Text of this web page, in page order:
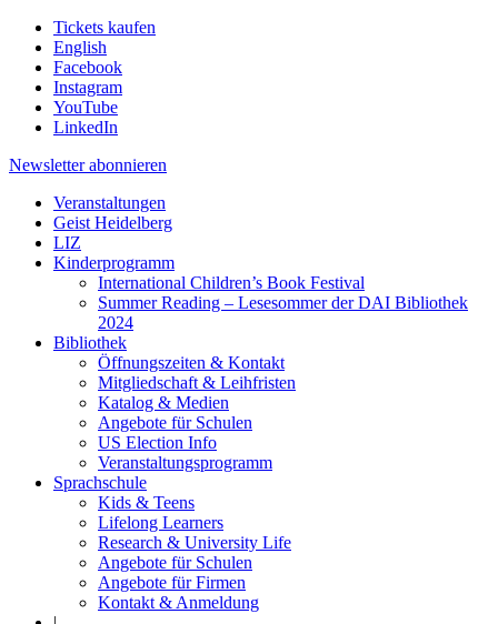
Tickets kaufen
English
Facebook
Instagram
YouTube
LinkedIn
Newsletter abonnieren
Veranstaltungen
Geist Heidelberg
LIZ
Kinderprogramm
International Children’s Book Festival
Summer Reading – Lesesommer der DAI Bibliothek
2024
Bibliothek
Öffnungszeiten & Kontakt
Mitgliedschaft & Leihfristen
Katalog & Medien
Angebote für Schulen
US Election Info
Veranstaltungsprogramm
Sprachschule
Kids & Teens
Lifelong Learners
Research & University Life
Angebote für Schulen
Angebote für Firmen
Kontakt & Anmeldung